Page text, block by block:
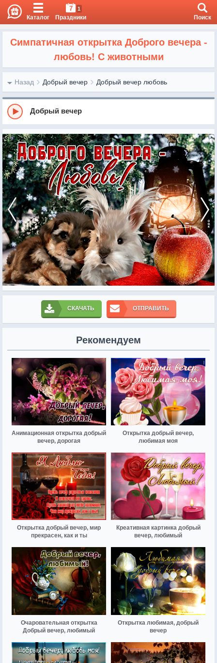
Каталог
7 1
Праздники Поиск
Симпатичная открытка Доброго вечера -
любовь! С животными
Назад Добрый вечер Добрый вечер любовь
Добрый вечер
СКАЧАТЬ ОТПРАВИТЬ
Рекомендуем
Анимационная открытка добрый
вечер, дорогая
Открытка добрый вечер,
любимая моя
Открытка добрый вечер, мир
прекрасен, как и ты
Креативная картинка добрый
вечер, любимый
Очаровательная открытка
Добрый вечер, любимый
Открытка любимая, добрый
вечер